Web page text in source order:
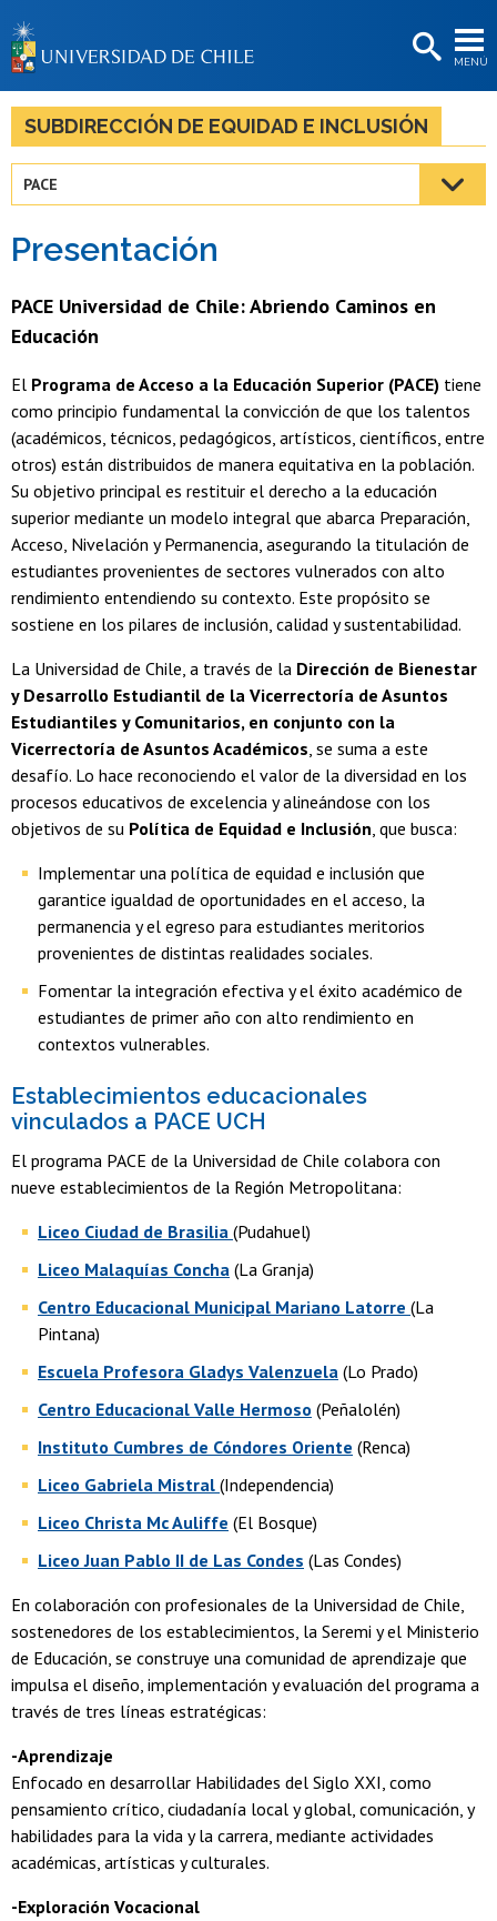
MENÚ
BIBLIOTECAS
LA UNIVERSIDAD
Estudiantes
Académicas/os
Funcionarias/os
SUBDIRECCIÓN DE EQUIDAD E INCLUSIÓN
PACE
Presentación
PACE Universidad de Chile: Abriendo Caminos en
Educación
El Programa de Acceso a la Educación Superior (PACE) tiene
como principio fundamental la convicción de que los talentos
(académicos, técnicos, pedagógicos, artísticos, científicos, entre
otros) están distribuidos de manera equitativa en la población.
Su objetivo principal es restituir el derecho a la educación
superior mediante un modelo integral que abarca Preparación,
Acceso, Nivelación y Permanencia, asegurando la titulación de
estudiantes provenientes de sectores vulnerados con alto
rendimiento entendiendo su contexto. Este propósito se
sostiene en los pilares de inclusión, calidad y sustentabilidad.
La Universidad de Chile, a través de la Dirección de Bienestar
y Desarrollo Estudiantil de la Vicerrectoría de Asuntos
Estudiantiles y Comunitarios, en conjunto con la
Vicerrectoría de Asuntos Académicos, se suma a este
desafío. Lo hace reconociendo el valor de la diversidad en los
procesos educativos de excelencia y alineándose con los
objetivos de su Política de Equidad e Inclusión, que busca:
Implementar una política de equidad e inclusión que
garantice igualdad de oportunidades en el acceso, la
permanencia y el egreso para estudiantes meritorios
provenientes de distintas realidades sociales.
Fomentar la integración efectiva y el éxito académico de
estudiantes de primer año con alto rendimiento en
contextos vulnerables.
Establecimientos educacionales
vinculados a PACE UCH
El programa PACE de la Universidad de Chile colabora con
nueve establecimientos de la Región Metropolitana:
Liceo Ciudad de Brasilia (Pudahuel)
Liceo Malaquías Concha (La Granja)
Centro Educacional Municipal Mariano Latorre (La
Pintana)
Escuela Profesora Gladys Valenzuela (Lo Prado)
Centro Educacional Valle Hermoso (Peñalolén)
Instituto Cumbres de Cóndores Oriente (Renca)
Liceo Gabriela Mistral (Independencia)
Liceo Christa Mc Auliffe (El Bosque)
Liceo Juan Pablo II de Las Condes (Las Condes)
En colaboración con profesionales de la Universidad de Chile,
sostenedores de los establecimientos, la Seremi y el Ministerio
de Educación, se construye una comunidad de aprendizaje que
impulsa el diseño, implementación y evaluación del programa a
través de tres líneas estratégicas:
-Aprendizaje
Enfocado en desarrollar Habilidades del Siglo XXI, como
pensamiento crítico, ciudadanía local y global, comunicación, y
habilidades para la vida y la carrera, mediante actividades
académicas, artísticas y culturales.
-Exploración Vocacional